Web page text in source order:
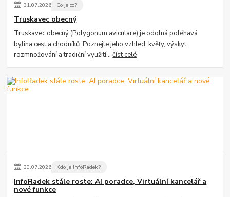
31.07.2026 Co je co?
Truskavec obecný
Truskavec obecný (Polygonum aviculare) je odolná poléhavá
bylina cest a chodníků. Poznejte jeho vzhled, květy, výskyt,
rozmnožování a tradiční využití...číst celé
30.07.2026 Kdo je InfoRadek?
InfoRadek stále roste: AI poradce, Virtuální kancelář a
nové funkce